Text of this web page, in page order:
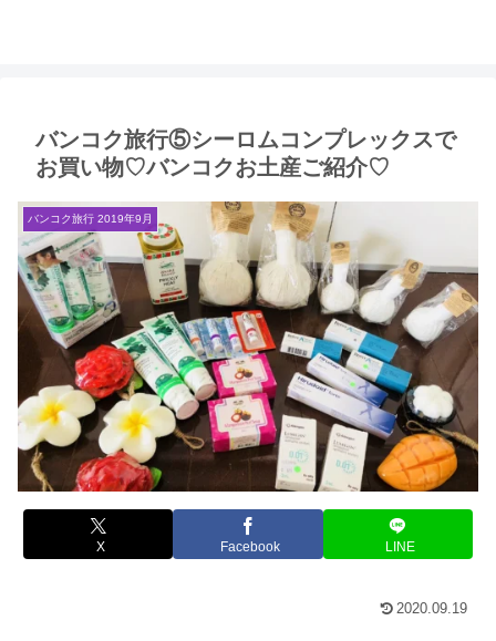
バンコク旅行⑤シーロムコンプレックスで
お買い物♡バンコクお土産ご紹介♡
バンコク旅行 2019年9月
X Facebook LINE
2020.09.19